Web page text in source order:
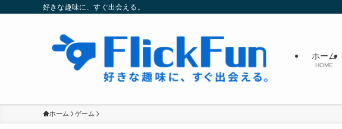
好きな趣味に、すぐ出会える。
ホーム
HOME
ホーム ゲーム